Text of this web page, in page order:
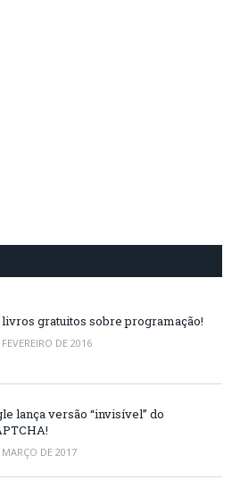
livros gratuitos sobre programação!
DE 2016
lança versão “invisível” do
MARÇO DE 2017